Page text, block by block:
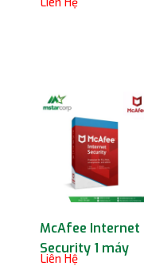
McAfee Internet
Security 1 máy
Liên Hệ